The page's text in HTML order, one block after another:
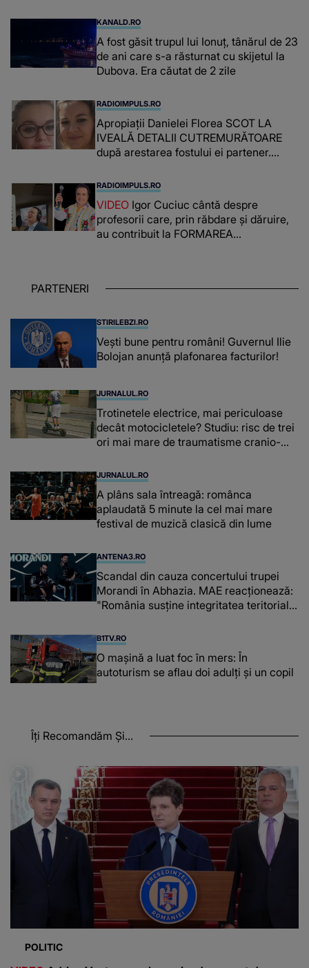
mea...”
KANALD.RO
A fost găsit trupul lui Ionuț, tânărul de 23
de ani care s-a răsturnat cu skijetul la
Dubova. Era căutat de 2 zile
RADIOIMPULS.RO
Apropiații Danielei Florea SCOT LA
IVEALĂ DETALII CUTREMURĂTOARE
după arestarea fostului ei partener.
românca ucisă în Italia și ascunsă în
lada unui pat: " Îmi pare rău că nu am
reușit să fac mai mult pentru ea și..."
RADIOIMPULS.RO
VIDEO Igor Cuciuc cântă despre
profesorii care, prin răbdare și dăruire,
au contribuit la FORMAREA
chiar și după trecerea anilor: "De
PARTENERI
STIRILEBZI.RO
Vești bune pentru români! Guvernul Ilie
Bolojan anunță plafonarea facturilor!
JURNALUL.RO
Trotinetele electrice, mai periculoase
decât motocicletele? Studiu: risc de trei
ori mai mare de traumatisme cranio-
JURNALUL.RO
A plâns sala întreagă: românca
aplaudată 5 minute la cel mai mare
festival de muzică clasică din lume
ANTENA3.RO
Scandal din cauza concertului trupei
Morandi în Abhazia. MAE reacționează:
"România susține integritatea teritorială
B1TV.RO
O maşină a luat foc în mers: În
autoturism se aflau doi adulți și un copil
Îți Recomandăm Și...
POLITIC